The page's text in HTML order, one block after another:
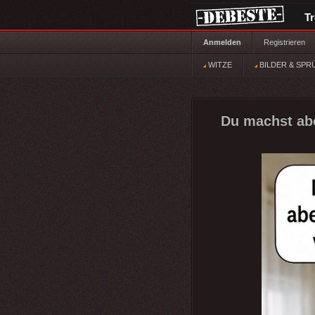
Anmelden Registrieren
WITZE BILDER &
Du machst